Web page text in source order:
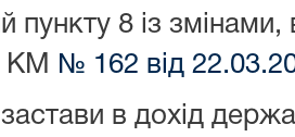
пункту 8 із змінами,
КМ
№ 162 від
в дохід